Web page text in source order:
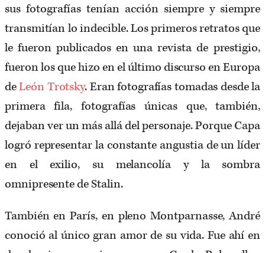
sus fotografías tenían acción siempre y siempre
transmitían lo indecible. Los primeros retratos que
le fueron publicados en una revista de prestigio,
fueron los que hizo en el último discurso en Europa
deLeón Trotsky. Eran fotografías tomadas desde la
primera fila, fotografías únicas que, también,
dejaban ver un más allá del personaje. Porque Capa
logró representar la constante angustia de un líder
en el exilio, su melancolía y la sombra
omnipresente de Stalin.
También en París, en pleno Montparnasse, André
conoció al único gran amor de su vida. Fue ahí en